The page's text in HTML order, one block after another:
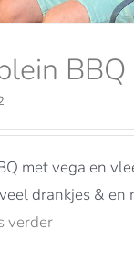
BBQ
met vega en
drankjes & en
verder